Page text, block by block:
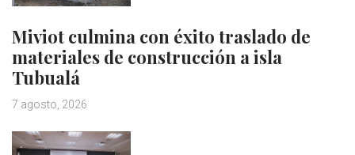
Miviot culmina con éxito traslado de
materiales de construcción a isla
Tubualá
7 agosto, 2026